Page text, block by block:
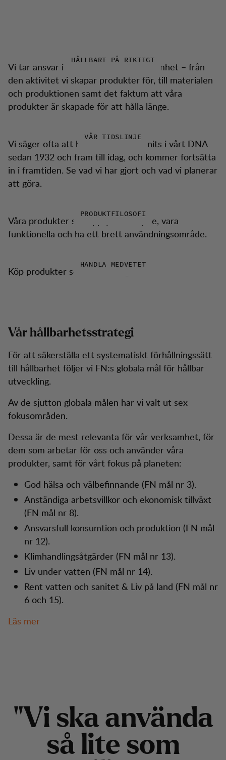
HÅLLBART PÅ RIKTIGT
Vi tar ansvar i alla delar av vår verksamhet – från
den aktivitet vi skapar produkter för, till materialen
och produktionen samt det faktum att våra
produkter är skapade för att hålla länge.
VÅR TIDSLINJE
Vi säger ofta att hållbarhet har funnits i vårt DNA
sedan 1932 och fram till idag, och kommer fortsätta
in i framtiden. Se vad vi har gjort och vad vi planerar
att göra.
PRODUKTFILOSOFI
Våra produkter ska uppfylla sitt syfte, vara
funktionella och ha ett brett användningsområde.
HANDLA MEDVETET
Köp produkter som håller länge.
Vår hållbarhetsstrategi
För att säkerställa ett systematiskt förhållningssätt
till hållbarhet följer vi FN:s globala mål för hållbar
utveckling.
Av de sjutton globala målen har vi valt ut sex
fokusområden.
Dessa är de mest relevanta för vår verksamhet, för
dem som arbetar för oss och använder våra
produkter, samt för vårt fokus på planeten:
God hälsa och välbefinnande (FN mål nr 3).
Anständiga arbetsvillkor och ekonomisk tillväxt
(FN mål nr 8).
Ansvarsfull konsumtion och produktion (FN mål
nr 12).
Klimhandlingsåtgärder (FN mål nr 13).
Liv under vatten (FN mål nr 14).
Rent vatten och sanitet & Liv på land (FN mål nr
6 och 15).
Läs mer
"Vi ska använda
så lite som